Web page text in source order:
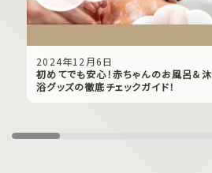
2024年12月6日
初めてでも安心！赤ちゃんのお風呂＆沐
浴グッズの徹底チェックガイド！